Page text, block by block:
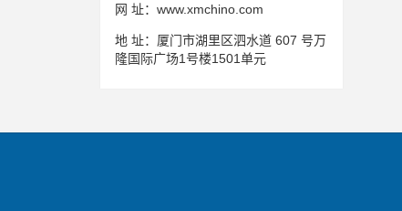
网 址： www.xmchino.com
地 址： 厦门市湖里区泗水道 607 号万
隆国际广场1号楼1501单元